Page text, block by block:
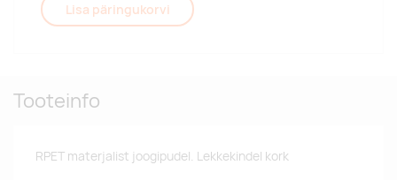
Lisa päringukorvi
Tooteinfo
RPET materjalist joogipudel. Lekkekindel kork